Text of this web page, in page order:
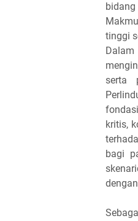
tinggi
Dalam
serta
kritis,
bagi